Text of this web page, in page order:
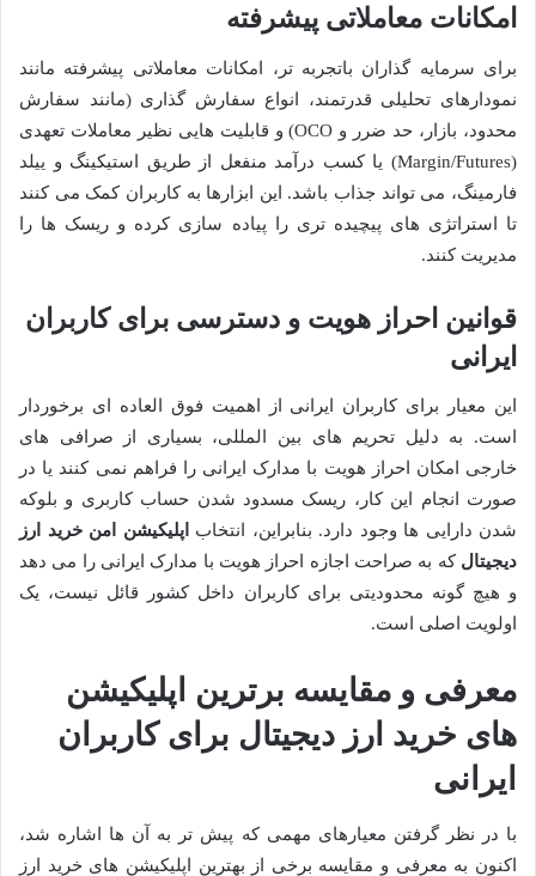
امکانات معاملاتی پیشرفته
برای سرمایه گذاران باتجربه تر، امکانات معاملاتی پیشرفته مانند
نمودارهای تحلیلی قدرتمند، انواع سفارش گذاری (مانند سفارش
محدود، بازار، حد ضرر و OCO) و قابلیت هایی نظیر معاملات تعهدی
(Margin/Futures) یا کسب درآمد منفعل از طریق استیکینگ و ییلد
فارمینگ، می تواند جذاب باشد. این ابزارها به کاربران کمک می کنند
تا استراتژی های پیچیده تری را پیاده سازی کرده و ریسک ها را
مدیریت کنند.
قوانین احراز هویت و دسترسی برای کاربران
ایرانی
این معیار برای کاربران ایرانی از اهمیت فوق العاده ای برخوردار
است. به دلیل تحریم های بین المللی، بسیاری از صرافی های
خارجی امکان احراز هویت با مدارک ایرانی را فراهم نمی کنند یا در
صورت انجام این کار، ریسک مسدود شدن حساب کاربری و بلوکه
شدن دارایی ها وجود دارد. بنابراین، انتخاب
اپلیکیشن امن خرید ارز
دیجیتال که به صراحت اجازه احراز هویت با مدارک ایرانی را می دهد
و هیچ گونه محدودیتی برای کاربران داخل کشور قائل نیست، یک
اولویت اصلی است.
معرفی و مقایسه برترین اپلیکیشن
های خرید ارز دیجیتال برای کاربران
ایرانی
با در نظر گرفتن معیارهای مهمی که پیش تر به آن ها اشاره شد،
اکنون به معرفی و مقایسه برخی از بهترین اپلیکیشن های خرید ارز